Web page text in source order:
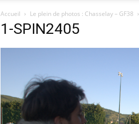
Accueil Le plein de photos : Chasselay – GF38
1-SPIN2405